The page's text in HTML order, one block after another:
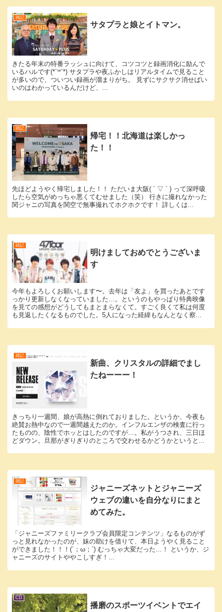
雑記
サタプラと娘とイトマン。
きたる年末の特番ラッシュに向けて、コツコツと録画消化に励んで
いるハルです(*´꒳`*) サタプラや夜ふかしはリアルタイムで見ること
が多いので、ついつい録画が溜まりがち。 見ずにサクサク消せばい
いのはわかっているんだけど、...
雑記
帰宅！！北海道は楽しかっ
た！！
先ほどようやく帰宅しました！！ ただいま大阪( ´ ▽ ` ) って深呼吸
したら空気がめっちゃ悪くてむせました（笑） 行きに撮れなかった
関ジャニの写真を関空で無事撮れてホクホクです！ 詳しくは...
雑記
明けましておめでとうございま
す
今年もよろしくお願いします〜。去年は「友よ」を買ったあとです
っかり更新しなくなっていました…。というのもやっぱり特典映像
を見ての感想がどうしてもまとまらなくて。すごく良くて私は何度
も見返したくなるものでした。5人になった経緯もなんとなく察...
雑記
新曲、クリスタルの詳細でまし
たねーーー！
きっちり一週間、娘が高熱に倒れておりました。というか、今夜も
絶賛お熱中なので一週間越えたのか。インフルエンザの検査に行っ
たものの、陰性でホッとはしたのですが…。私がうつされ、三日ほ
どダウン。旦那がぎりぎりのところで交わせるかどうかというと...
雑記
ジャニーズネットとジャニーズ
ウェブの違いを自分なりにまと
めてみた。
「ジャニーズファミリークラブ会員限定コンテンツ」なるものがず
っと見れなかったのが、妹の助けを借りて、本日ようやく見ること
ができました！！！(´；ω；`) むっちゃ大変だった…！ というか、ジ
ャニーズのサイトややこしすぎ！...
CD
播磨のスポーツイベントでエイ